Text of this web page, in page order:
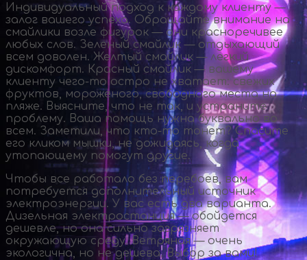
Индивидуальный подход к каждому клиенту —
залог вашего успеха. Обращайте внимание на
смайлики возле фигурок — они красноречивее
любых слов. Зеленый смайлик — отдыхающий
всем доволен. Желтый смайлик — легкий
дискомфорт. Красный смайлик — вашему
клиенту чего-то остро не хватает: свежих
фруктов, мороженого, свободного места на
пляже. Выясните, что не так, и устраните
проблему. Ваша помощь нужна буквально во
всем. Заметили, что кто-то тонет? Спасите
его кликом мышки, не дожидаясь, когда
утопающему помогут другие.
Чтобы все работало без перебоев, вам
потребуется дополнительный источник
электроэнергии. У вас есть два варианта.
Дизельная электростанция — обойдется
дешевле, но она сильно загрязняет
окружающую среду. Ветряная — очень
экологична, но не дешева. Выбор за вами!